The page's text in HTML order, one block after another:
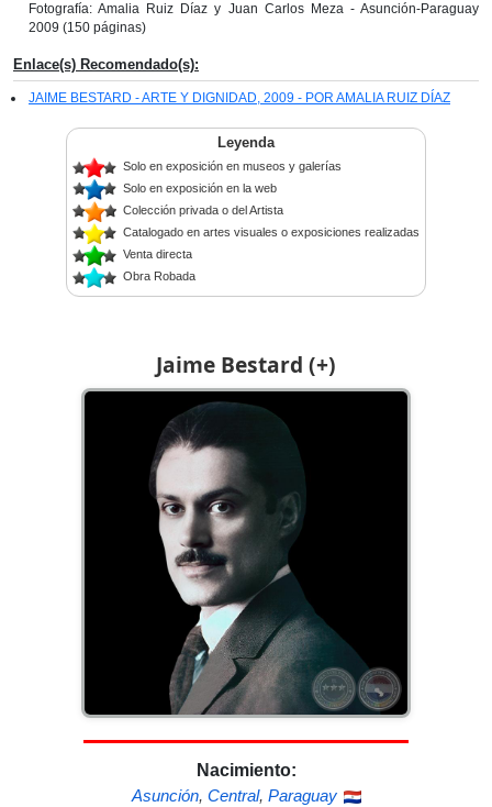
Jaime Bestard (+)
Nacimiento:
Asunción, Central, Paraguay
Fotografía: Amalia Ruiz Díaz y Juan Carlos Meza - Asunción-Paraguay
2009 (150 páginas)
Enlace(s) Recomendado(s):
JAIME BESTARD - ARTE Y DIGNIDAD, 2009 - POR AMALIA RUIZ DÍAZ
Leyenda
Solo en exposición en museos y galerías
Solo en exposición en la web
Colección privada o del Artista
Catalogado en artes visuales o exposiciones realizadas
Venta directa
Obra Robada